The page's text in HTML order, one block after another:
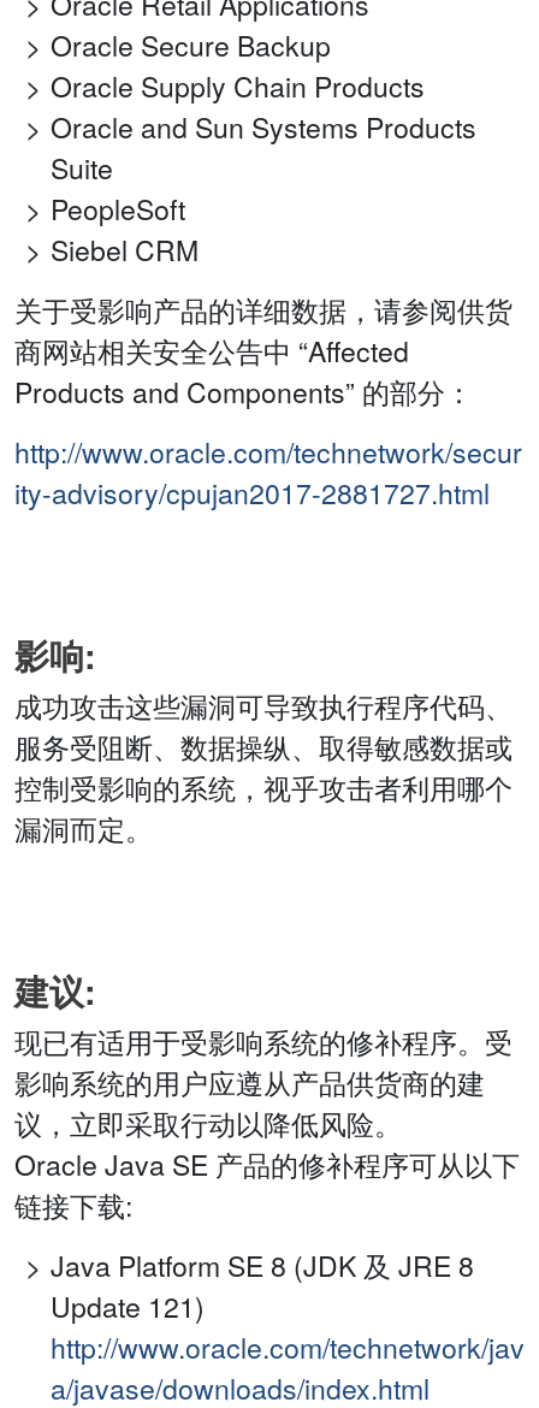
Oracle Secure Backup
Oracle Supply Chain Products
Oracle and Sun Systems Products
Suite
PeopleSoft
Siebel CRM
关于受影响产品的详细数据，请参阅供货
商网站相关安全公告中 “Affected
Products and Components” 的部分：
http://www.oracle.com/technetwork/secur
ity-advisory/cpujan2017-2881727.html
影响:
成功攻击这些漏洞可导致执行程序代码、
服务受阻断、数据操纵、取得敏感数据或
控制受影响的系统，视乎攻击者利用哪个
漏洞而定。
建议:
现已有适用于受影响系统的修补程序。受
影响系统的用户应遵从产品供货商的建
议，立即采取行动以降低风险。
Oracle Java SE 产品的修补程序可从以下
链接下载:
Java Platform SE 8 (JDK 及 JRE 8
Update 121)
http://www.oracle.com/technetwork/jav
a/javase/downloads/index.html